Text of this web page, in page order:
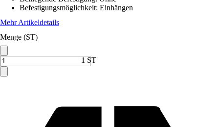
Befestigungsmöglichkeit: Einhängen
Mehr Artikeldetails
Menge (ST)
1 ST